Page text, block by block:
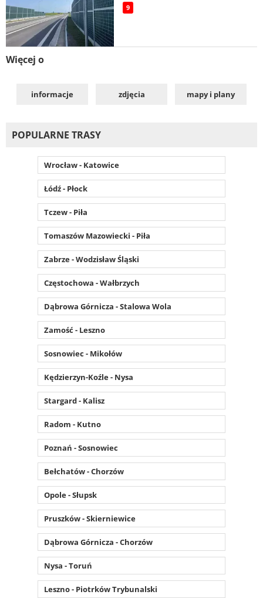
9
Więcej o
informacje zdjęcia mapy i plany
POPULARNE TRASY
Wrocław - Katowice
Łódź - Płock
Tczew - Piła
Tomaszów Mazowiecki - Piła
Zabrze - Wodzisław Śląski
Częstochowa - Wałbrzych
Dąbrowa Górnicza - Stalowa Wola
Zamość - Leszno
Sosnowiec - Mikołów
Kędzierzyn-Koźle - Nysa
Stargard - Kalisz
Radom - Kutno
Poznań - Sosnowiec
Bełchatów - Chorzów
Opole - Słupsk
Pruszków - Skierniewice
Dąbrowa Górnicza - Chorzów
Nysa - Toruń
Leszno - Piotrków Trybunalski